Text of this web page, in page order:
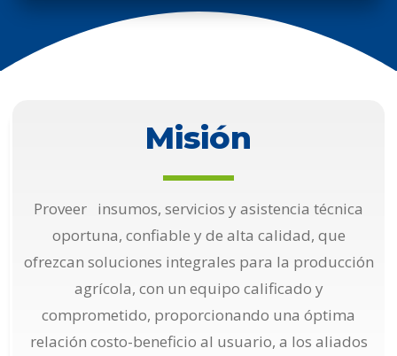
Misión
Proveer insumos, servicios y asistencia técnica
oportuna, confiable y de alta calidad, que
ofrezcan soluciones integrales para la producción
agrícola, con un equipo calificado y
comprometido, proporcionando una óptima
relación costo-beneficio al usuario, a los aliados